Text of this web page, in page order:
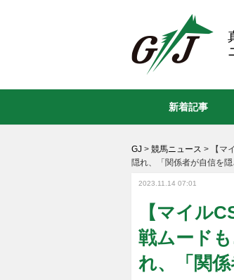
GJ > 競馬ニュース >
【
隠れ、「関係者が自信を
2023.11.14 07:01
【マイル
戦ムード
れ、「関
新着記事